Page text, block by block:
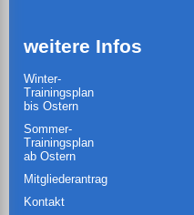
weitere Infos
Winter-
Trainingsplan
bis Ostern
Sommer-
Trainingsplan
ab Ostern
Mitgliederantrag
Kontakt